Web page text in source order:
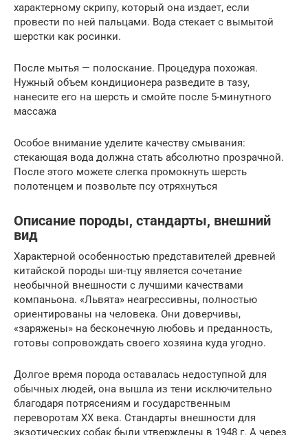
характерному скрипу, который она издает, если
провести по ней пальцами. Вода стекает с вымытой
шерстки как росинки.
После мытья — полоскание. Процедура похожая.
Нужный объем кондиционера разведите в тазу,
нанесите его на шерсть и смойте после 5-минутного
массажа
Особое внимание уделите качеству смывания:
стекающая вода должна стать абсолютно прозрачной.
После этого можете слегка промокнуть шерсть
полотенцем и позвольте псу отряхнуться
Описание породы, стандарты, внешний
вид
Характерной особенностью представителей древней
китайской породы ши-тцу является сочетание
необычной внешности с лучшими качествами
компаньона. «Львята» неагрессивны, полностью
ориентированы на человека. Они доверчивы,
«заряжены» на бесконечную любовь и преданность,
готовы сопровождать своего хозяина куда угодно.
Долгое время порода оставалась недоступной для
обычных людей, она вышла из тени исключительно
благодаря потрясениям и государственным
переворотам XX века. Стандарты внешности для
экзотических собак были утверждены в 1948 г. А через